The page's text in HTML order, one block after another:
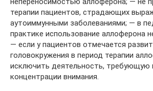
терапии пациентов, страдающих
аутоиммунными заболеваниями; — в
практике использование аллоферона
— если у пациентов отмечается
головокружения в период терапии
исключить деятельность, требующую
концентрации внимания.